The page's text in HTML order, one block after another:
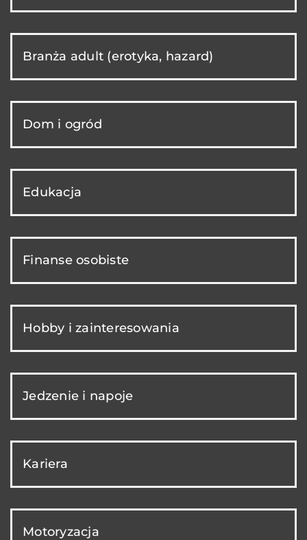
Branża adult (erotyka, hazard)
Dom i ogród
Edukacja
Finanse osobiste
Hobby i zainteresowania
Jedzenie i napoje
Kariera
Motoryzacja